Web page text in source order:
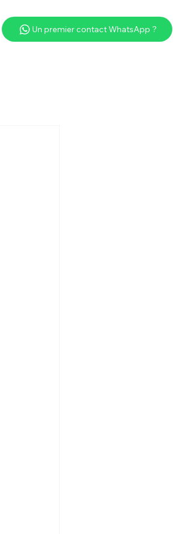
Un premier contact WhatsApp ?